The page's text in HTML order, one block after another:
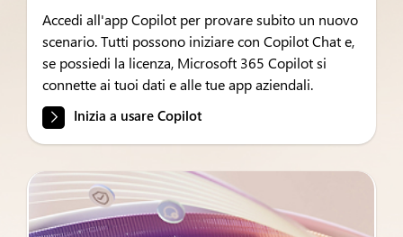
Accedi all'app Copilot per provare subito un nuovo
scenario. Tutti possono iniziare con Copilot Chat e,
se possiedi la licenza, Microsoft 365 Copilot si
connette ai tuoi dati e alle tue app aziendali.
Inizia a usare Copilot